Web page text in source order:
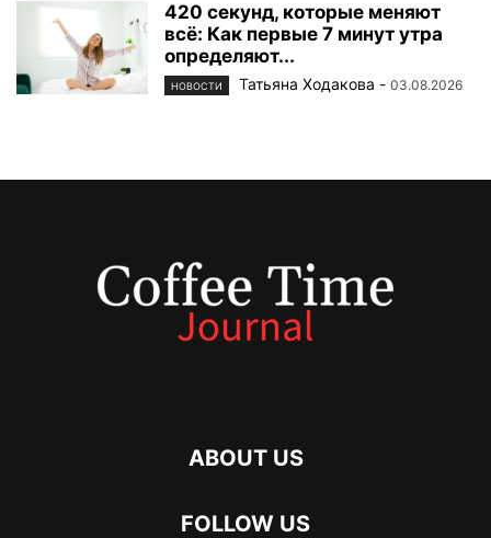
420 секунд, которые меняют
всё: Как первые 7 минут утра
определяют...
НОВОСТИ Татьяна Ходакова - 03.08.2026
ABOUT US
FOLLOW US